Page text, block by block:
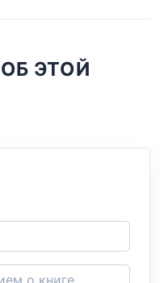
ЭТОЙ